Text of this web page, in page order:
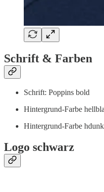
Schrift & Farben
Schrift: Poppins bold
Hintergrund-Farbe
Hintergrund-Farbe
Logo schwarz